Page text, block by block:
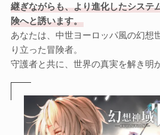
継ぎながらも、より進化したシステ
険へと誘います。
あなたは、中世ヨーロッパ風の幻想
り立った冒険者。
守護者と共に、世界の真実を解き明